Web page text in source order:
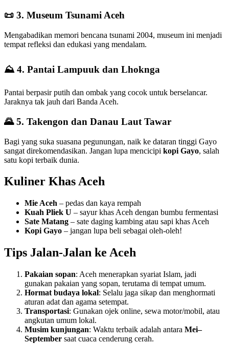
📜 3. Museum Tsunami Aceh
Mengabadikan memori bencana tsunami 2004, museum ini menjadi
tempat refleksi dan edukasi yang mendalam.
⛰️ 4. Pantai Lampuuk dan Lhoknga
Pantai berpasir putih dan ombak yang cocok untuk berselancar.
Jaraknya tak jauh dari Banda Aceh.
🌄 5. Takengon dan Danau Laut Tawar
Bagi yang suka suasana pegunungan, naik ke dataran tinggi Gayo
sangat direkomendasikan. Jangan lupa mencicipi kopi Gayo, salah
satu kopi terbaik dunia.
Kuliner Khas Aceh
Mie Aceh – pedas dan kaya rempah
Kuah Pliek U – sayur khas Aceh dengan bumbu fermentasi
Sate Matang – sate daging kambing atau sapi khas Aceh
Kopi Gayo – jangan lupa beli sebagai oleh-oleh!
Tips Jalan-Jalan ke Aceh
Pakaian sopan: Aceh menerapkan syariat Islam, jadi
gunakan pakaian yang sopan, terutama di tempat umum.
Hormat budaya lokal: Selalu jaga sikap dan menghormati
aturan adat dan agama setempat.
Transportasi: Gunakan ojek online, sewa motor/mobil, atau
angkutan umum lokal.
Musim kunjungan: Waktu terbaik adalah antara Mei–
September saat cuaca cenderung cerah.